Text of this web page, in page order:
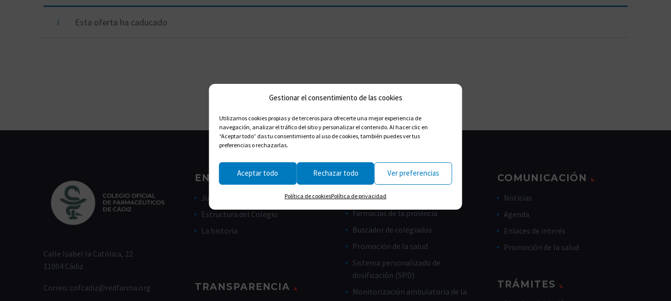
Gestionar el consentimiento de las cookies
Utilizamos cookies propias y de terceros para ofrecerte una mejor experiencia de
navegación, analizar el tráfico del sitio y personalizar el contenido. Al hacer clic en
“Aceptar todo” das tu consentimiento al uso de cookies, también puedes ver tus
preferencias o rechazarlas.
Aceptar todo Rechazar todo Ver preferencias
Política de cookiesPolítica de privacidad
Esta oferta ha caducado
Calle Isabel la Católica, 22
11004 Cádiz
Correo: cofcadiz@redfarma.org
ENLACES ÚTILES
Junta de Gobierno
Estructura del Colegio
La historia
TRANSPARENCIA
CIUDADANOS
Farmacias de guardia
Farmacias de la provincia
Buscador de colegiados
Promoción de la salud
Sistema personalizado de
dosificación (SPD)
Monitorización ambulatoria de la
COMUNICACIÓN
Noticias
Agenda
Enlaces de interés
Promoción de la salud
TRÁMITES